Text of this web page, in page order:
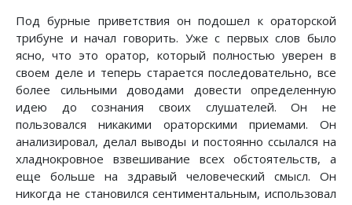
Под бурные приветствия он подошел к ораторской
трибуне и начал говорить. Уже с первых слов было
ясно, что это оратор, который полностью уверен в
своем деле и теперь старается последовательно, все
более сильными доводами довести определенную
идею до сознания своих слушателей. Он не
пользовался никакими ораторскими приемами. Он
анализировал, делал выводы и постоянно ссылался на
хладнокровное взвешивание всех обстоятельств, а
еще больше на здравый человеческий смысл. Он
никогда не становился сентиментальным, использовал